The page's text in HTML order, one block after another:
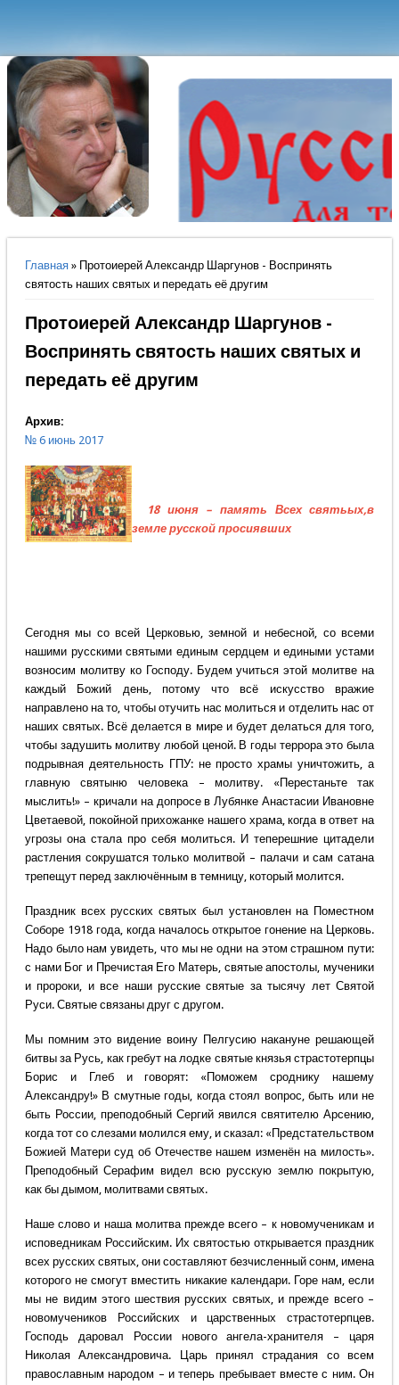
Вы здесь
Главная» Протоиерей Александр Шаргунов - Воспринять
святость наших святых и передать её другим
Протоиерей Александр Шаргунов -
Воспринять святость наших святых и
передать её другим
Архив:
№ 6 июнь 2017
18 июня – память Всех святьых,в
земле русской просиявших
Сегодня мы со всей Церковью, земной и небесной, со всеми
нашими русскими святыми единым сердцем и едиными устами
возносим молитву ко Господу. Будем учиться этой молитве на
каждый Божий день, потому что всё искусство вражие
направлено на то, чтобы отучить нас молиться и отделить нас от
наших святых. Всё делается в мире и будет делаться для того,
чтобы задушить молитву любой ценой. В годы террора это была
подрывная деятельность ГПУ: не просто храмы уничтожить, а
главную святыню человека – молитву. «Перестаньте так
мыслить!» – кричали на допросе в Лубянке Анастасии Ивановне
Цветаевой, покойной прихожанке нашего храма, когда в ответ на
угрозы она стала про себя молиться. И теперешние цитадели
растления сокрушатся только молитвой – палачи и сам сатана
трепещут перед заключённым в темницу, который молится.
Праздник всех русских святых был установлен на Поместном
Соборе 1918 года, когда началось открытое гонение на Церковь.
Надо было нам увидеть, что мы не одни на этом страшном пути:
с нами Бог и Пречистая Его Матерь, святые апостолы, мученики
и пророки, и все наши русские святые за тысячу лет Святой
Руси. Святые связаны друг с другом.
Мы помним это видение воину Пелгусию накануне решающей
битвы за Русь, как гребут на лодке святые князья страстотерпцы
Борис и Глеб и говорят: «Поможем сроднику нашему
Александру!» В смутные годы, когда стоял вопрос, быть или не
быть России, преподобный Сергий явился святителю Арсению,
когда тот со слезами молился ему, и сказал: «Предстательством
Божией Матери суд об Отечестве нашем изменён на милость».
Преподобный Серафим видел всю русскую землю покрытую,
как бы дымом, молитвами святых.
Наше слово и наша молитва прежде всего – к новомученикам и
исповедникам Российским. Их святостью открывается праздник
всех русских святых, они составляют безчисленный сонм, имена
которого не смогут вместить никакие календари. Горе нам, если
мы не видим этого шествия русских святых, и прежде всего –
новомучеников Российских и царственных страстотерпцев.
Господь даровал России нового ангела-хранителя – царя
Николая Александровича. Царь принял страдания со всем
православным народом – и теперь пребывает вместе с ним. Он